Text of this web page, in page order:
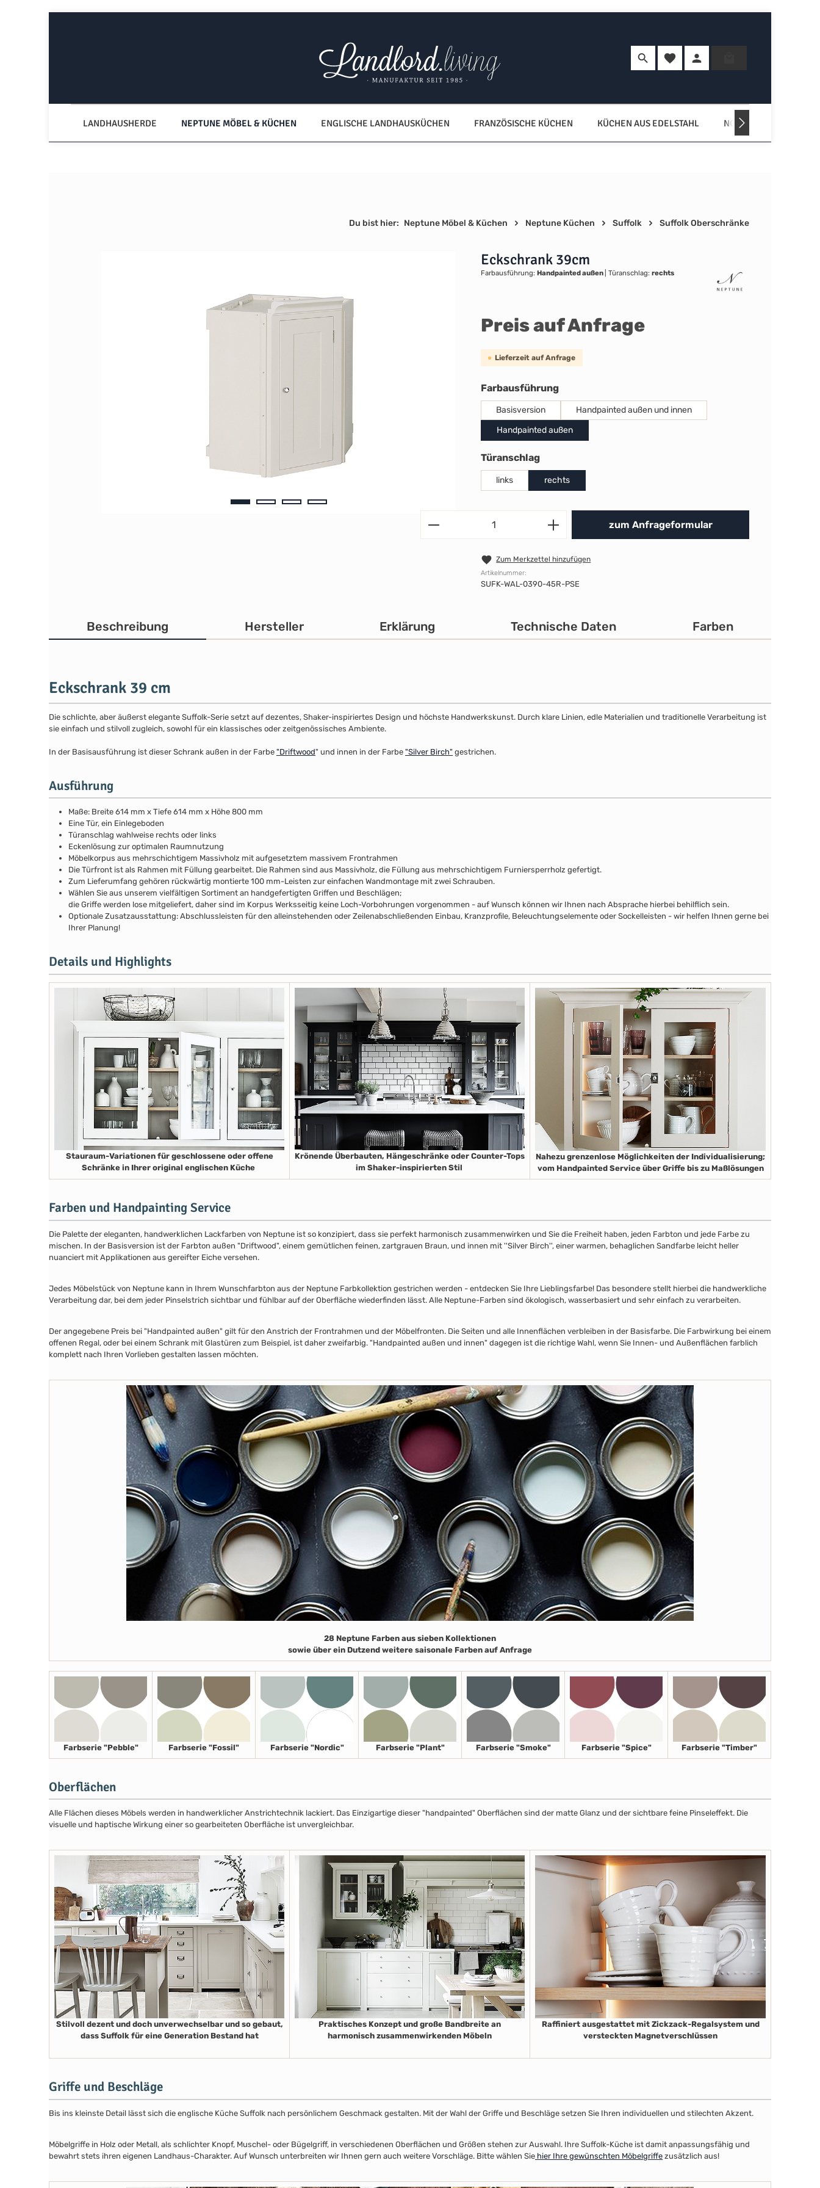
Du hast 0 Produkte auf dem Merkzettel
LANDHAUSHERDE NEPTUNE MÖBEL & KÜCHEN ENGLISCHE LANDHAUSKÜCHEN FRANZÖSISCHE KÜCHEN KÜCHEN AUS EDELSTAHL NORDISCHE KÜCHEN
Du bist hier: Neptune Möbel & Küchen Neptune Küchen Suffolk Suffolk Oberschränke
Eckschrank 39cm
Farbausführung: Handpainted außen Türanschlag: rechts
Preis auf Anfrage
Lieferzeit auf Anfrage
Farbausführungauswählen
Basisversion
Handpainted außen und innen
Handpainted außen
Türanschlagauswählen
links rechts
Produkt Anzahl: Gib den
zum Anfrageformular
Zum Merkzettel hinzufügen
Artikelnummer:
SUFK-WAL-0390-45R-PSE
Beschreibung Hersteller Erklärung Technische Daten Farben
Eckschrank 39 cm
Die schlichte, aber äußerst elegante Suffolk-Serie setzt auf dezentes, Shaker-inspiriertes Design und höchste Handwerkskunst. Durch klare Linien, edle Materialien und traditionelle Verarbeitung ist
sie einfach und stilvoll zugleich, sowohl für ein klassisches oder zeitgenössisches Ambiente.
In der Basisausführung ist dieser Schrank außen in der Farbe "Driftwood" und innen in der Farbe "Silver Birch" gestrichen.
Ausführung
Maße: Breite 614 mm x Tiefe 614 mm x Höhe 800 mm
Eine Tür, ein Einlegeboden
Türanschlag wahlweise rechts oder links
Eckenlösung zur optimalen Raumnutzung
Möbelkorpus aus mehrschichtigem Massivholz mit aufgesetztem massivem Frontrahmen
Die Türfront ist als Rahmen mit Füllung gearbeitet. Die Rahmen sind aus Massivholz, die Füllung aus mehrschichtigem Furniersperrholz gefertigt.
Zum Lieferumfang gehören rückwärtig montierte 100 mm-Leisten zur einfachen Wandmontage mit zwei Schrauben.
Wählen Sie aus unserem vielfältigen Sortiment an handgefertigten Griffen und Beschlägen;
die Griffe werden lose mitgeliefert, daher sind im Korpus Werksseitig keine Loch-Vorbohrungen vorgenommen - auf Wunsch können wir Ihnen nach Absprache hierbei behilflich sein.
Optionale Zusatzausstattung: Abschlussleisten für den alleinstehenden oder Zeilenabschließenden Einbau, Kranzprofile, Beleuchtungselemente oder Sockelleisten - wir helfen Ihnen gerne bei
Ihrer Planung!
Details und Highlights
Stauraum-Variationen für geschlossene oder offene
Schränke in Ihrer original englischen Küche
Krönende Überbauten, Hängeschränke oder Counter-Tops
im Shaker-inspirierten Stil
Nahezu grenzenlose Möglichkeiten der Individualisierung;
vom Handpainted Service über Griffe bis zu Maßlösungen
Farben und Handpainting Service
Die Palette der eleganten, handwerklichen Lackfarben von Neptune ist so konzipiert, dass sie perfekt harmonisch zusammenwirken und Sie die Freiheit haben, jeden Farbton und jede Farbe zu
mischen. In der Basisversion ist der Farbton außen "Driftwood", einem gemütlichen feinen, zartgrauen Braun, und innen mit ''Silver Birch'', einer warmen, behaglichen Sandfarbe leicht heller
nuanciert mit Applikationen aus gereifter Eiche versehen.
Jedes Möbelstück von Neptune kann in Ihrem Wunschfarbton aus der Neptune Farbkollektion gestrichen werden - entdecken Sie Ihre Lieblingsfarbe! Das besondere stellt hierbei die handwerkliche
Verarbeitung dar, bei dem jeder Pinselstrich sichtbar und fühlbar auf der Oberfläche wiederfinden lässt. Alle Neptune-Farben sind ökologisch, wasserbasiert und sehr einfach zu verarbeiten.
Der angegebene Preis bei "Handpainted außen" gilt für den Anstrich der Frontrahmen und der Möbelfronten. Die Seiten und alle Innenflächen verbleiben in der Basisfarbe. Die Farbwirkung bei einem
offenen Regal, oder bei einem Schrank mit Glastüren zum Beispiel, ist daher zweifarbig. "Handpainted außen und innen" dagegen ist die richtige Wahl, wenn Sie Innen- und Außenflächen farblich
komplett nach Ihren Vorlieben gestalten lassen möchten.
28 Neptune Farben aus sieben Kollektionen
sowie über ein Dutzend weitere saisonale Farben auf Anfrage
Farbserie "Pebble" Farbserie "Fossil" Farbserie "Nordic" Farbserie "Plant" Farbserie "Smoke" Farbserie "Spice" Farbserie "Timber"
Oberflächen
Alle Flächen dieses Möbels werden in handwerklicher Anstrichtechnik lackiert. Das Einzigartige dieser "handpainted" Oberflächen sind der matte Glanz und der sichtbare feine Pinseleffekt. Die
visuelle und haptische Wirkung einer so gearbeiteten Oberfläche ist unvergleichbar.
Stilvoll dezent und doch unverwechselbar und so gebaut,
dass Suffolk für eine Generation Bestand hat
Praktisches Konzept und große Bandbreite an
harmonisch zusammenwirkenden Möbeln
Raffiniert ausgestattet mit Zickzack-Regalsystem und
versteckten Magnetverschlüssen
Griffe und Beschläge
Bis ins kleinste Detail lässt sich die englische Küche Suffolk nach persönlichem Geschmack gestalten. Mit der Wahl der Griffe und Beschläge setzen Sie Ihren individuellen und stilechten Akzent.
Möbelgriffe in Holz oder Metall, als schlichter Knopf, Muschel- oder Bügelgriff, in verschiedenen Oberflächen und Größen stehen zur Auswahl. Ihre Suffolk-Küche ist damit anpassungsfähig und
bewahrt stets ihren eigenen Landhaus-Charakter. Auf Wunsch unterbreiten wir Ihnen gern auch weitere Vorschläge. Bitte wählen Sie hier Ihre gewünschten Möbelgriffe zusätzlich aus!